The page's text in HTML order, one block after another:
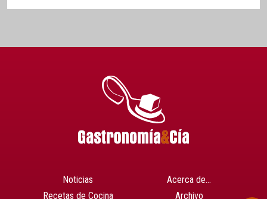
Noticias
Recetas de Cocina
Acerca de…
Archivo